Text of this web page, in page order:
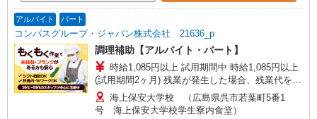
アルバイト パート
コンパスグループ・ジャパン株式会社 21636_p
調理補助【アルバイト・パート】
時給1,085円以上 試用期間中 時給1,085円以上
(試用期間2ヶ月) 残業が発生した場合、残業代を1
分単位で別途支給します。
海上保安大学校 （広島県呉市若葉町5番1
号 海上保安大学校学生寮内食堂）